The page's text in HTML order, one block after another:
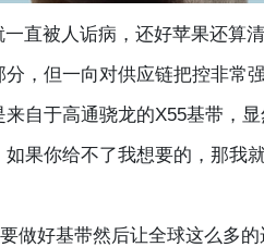
被人诟病，还好苹果还算清
，但一向对供应链把控非常
于高通骁龙的X55基带，显
果你给不了我想要的，那我
好基带然后让全球这么多的